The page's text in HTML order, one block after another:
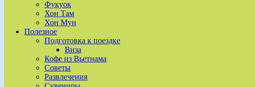
Фукуок
Хон Там
Хон Мун
Полезное
Подготовка к поездке
Виза
Кофе из Вьетнама
Советы
Развлечения